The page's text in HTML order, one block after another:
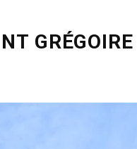
GRÉGOIRE